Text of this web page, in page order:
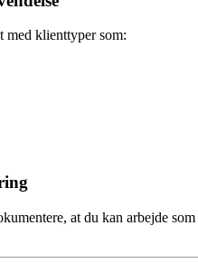
med klienttyper som:
at du kan arbejde som